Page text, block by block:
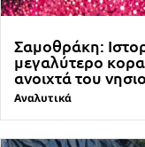
Σαμοθράκη:
μεγαλύτερο
ανοιχτά του
Αναλυτικά